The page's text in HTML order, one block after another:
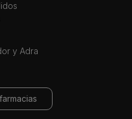
y Adra